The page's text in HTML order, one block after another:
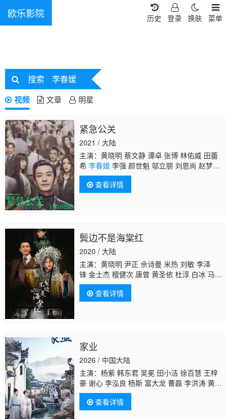
欧乐影院 菜单
换肤
登录
历史
搜索 李春嫒
视频 文章 明星
紧急公关
2021 / 大陆
主演：黄晓明 蔡文静 谭卓 张博 林佑威 田蕾
希 李春嫒李强 颜世魁 邬立朋 刘恩尚 赵梦
迪 武笑羽 闫勤 高爽 许之糯 赵圆圆 郭小炜 萧
子墨 孙越 郭骁仪 罗晨心 任伊瑄 刘敏 吕鑫 柯
国庆 尤勇智 赵雅莉 孔斐 方勇 练卓 胡涂 景岗
查看详情
鬓边不是海棠红
2020 / 大陆
主演：黄晓明 尹正 佘诗曼 米热 刘敏 李泽
锋 金士杰 檀健次 唐曾 黄圣依 杜淳 白冰 马
苏李春嫒方安娜 汤晶媚 黄星羱 张译兮 迟
帅 黑子 王茂蕾 李依晓 米雪 高雨儿 侯岩松 雷
汉 温海波 刘泊霄 张天韵 孙迪
查看详情
家业
2026 / 中国大陆
主演：杨紫 韩东君 吴冕 田小洁 徐百慧 王梓
豪 谢心 李泓良 杨斯 富大龙 曹磊 李洪涛 黄
曼 张喜前 李宝安 朱辉 刘涛 刘凯 红花 周
知李春嫒王婉娟 王玉宁 李煜 舒燕 付嘉 王文
绮 洪洋 张渟渟 许之糯 李田野 陈伟栋 刘恒
查看详情